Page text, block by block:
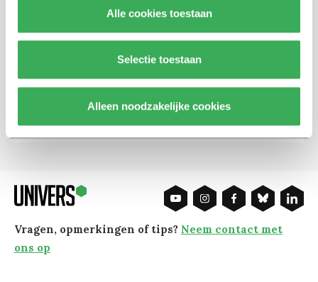
Alle cookies toestaan
Selectie toestaan
Alleen noodzakelijke cookies
Schrijf je in voor onze nieuwsbrief
Blijf op de hoogte. Meld je aan voor de nieuwsbrief van
Univers.
Aanmelden
Vragen, opmerkingen of tips? Neem contact met
ons op